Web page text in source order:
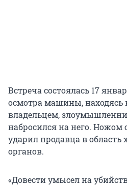
Встреча состоялась 17
осмотра машины, находясь
владельцем,
набросился на него. Ножом
ударил продавца в
органов.
«Довести умысел на